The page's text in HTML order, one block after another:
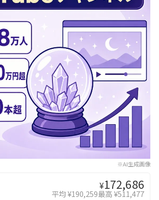
※AI生成画像
¥172,686
平均 ¥190,259最高 ¥511,477